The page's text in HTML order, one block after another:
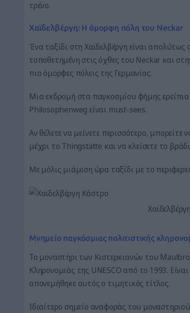
τρένο.
Χαϊδελβέργη: Η όμορφη πόλη του Neckar
Ένα ταξίδι στη Χαϊδελβέργη είναι
τοποθετημένη στις όχθες του Neckar και
πιο όμορφες πόλεις της Γερμανίας.
Μια εκδρομή στα παγκοσμίου φήμης
Philosophenweg είναι must-sees.
Αν θέλετε να μείνετε περισσότερο,
μέχρι το Thingstätte και να κλείσετε το
Με μόλις μιάμιση ώρα ταξίδι με το
Μνημείο παγκόσμιας πολιτιστικής
Το μοναστήρι των Κιστερκιανών του
Κληρονομιάς της UNESCO από το 1993.
απονεμήθηκε αυτός ο τιμητικός τίτλος.
Ιδιαίτερο σημείο αναφοράς του μοναστηριού